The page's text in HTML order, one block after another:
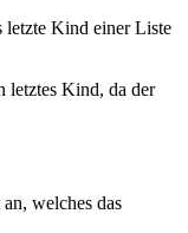
letzte Kind einer Liste
letztes Kind, da der
welches das